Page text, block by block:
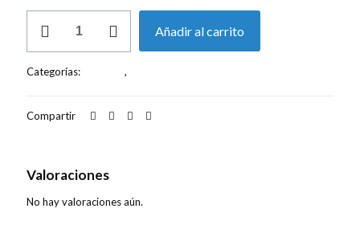
Aquarium
Añadir al carrito
Categorías: ,
Compartir
Valoraciones
No hay valoraciones aún.